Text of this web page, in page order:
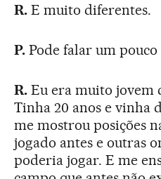
R.E muito diferentes.
P. Pode falar um pouco
R. Eu era muito jovem
Tinha 20 anos e vinha
me mostrou posições
jogado antes e outras
poderia jogar. E me